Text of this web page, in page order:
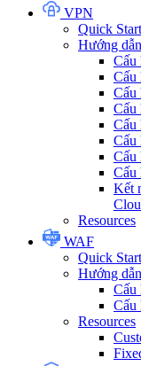
VPN
Quick Start
Hướng dẫn
Cấu
Cấu
Cấu
Cấu
Cấu
Cấu
Cấu
Cấu
Kết
Resources
WAF
Quick Start
Hướng dẫn
Cấu
Cấu
Resources